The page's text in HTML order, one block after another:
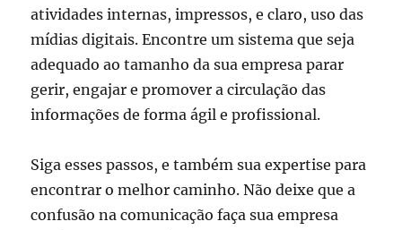
atividades internas, impressos, e claro, uso das
mídias digitais. Encontre um sistema que seja
adequado ao tamanho da sua empresa parar
gerir, engajar e promover a circulação das
informações de forma ágil e profissional.
Siga esses passos, e também sua expertise para
encontrar o melhor caminho. Não deixe que a
confusão na comunicação faça sua empresa